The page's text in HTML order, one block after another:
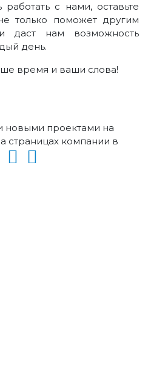
с нами, оставьте
только поможет другим
даст нам возможность
день.
время и ваши слова!
новыми проектами на
страницах компании в